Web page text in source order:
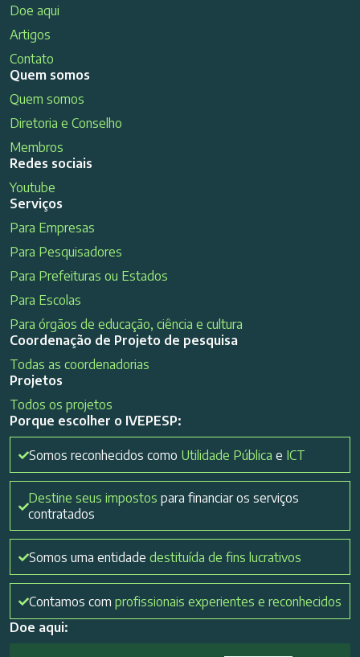
Doe aqui
Artigos
Contato
Quem somos
Quem somos
Diretoria e Conselho
Membros
Redes sociais
Youtube
Serviços
Para Empresas
Para Pesquisadores
Para Prefeituras ou Estados
Para Escolas
Para órgãos de educação, ciência e cultura
Coordenação de Projeto de pesquisa
Todas as coordenadorias
Projetos
Todos os projetos
Porque escolher o IVEPESP:
Somos reconhecidos como Utilidade Pública e ICT
Destine seus impostos para financiar os serviços
contratados
Somos uma entidade destituída de fins lucrativos
Contamos com profissionais experientes e reconhecidos
Doe aqui: